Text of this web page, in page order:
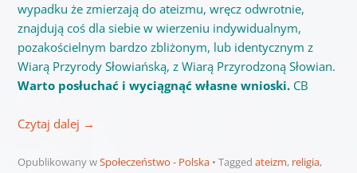
wypadku że zmierzają do ateizmu, wręcz odwrotnie,
znajdują coś dla siebie w wierzeniu indywidualnym,
pozakościelnym bardzo zbliżonym, lub identycznym z
Wiarą Przyrody Słowiańską, z Wiarą Przyrodzoną Słowian.
Warto posłuchać i wyciągnąć własne wnioski.CB
Czytaj dalej →
Opublikowany wSpołeczeństwo - Polska Tagged ateizm, religia,